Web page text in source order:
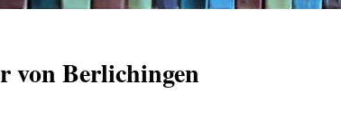
von Berlichingen